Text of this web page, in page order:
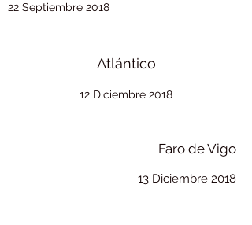
22 Septiembre 2018
Atlántico
12 Diciembre 2018
Faro de Vigo
13 Diciembre 2018